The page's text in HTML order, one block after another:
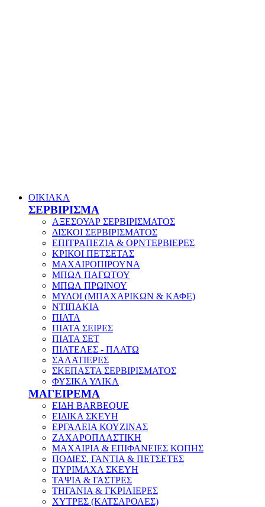
ΟΙΚΙΑΚΑ
ΣΕΡΒΙΡΙΣΜΑ
ΑΞΕΣΟΥΑΡ ΣΕΡΒΙΡΙΣΜΑΤΟΣ
ΔΙΣΚΟΙ ΣΕΡΒΙΡΙΣΜΑΤΟΣ
ΕΠΙΤΡΑΠΕΖΙΑ & ΟΡΝΤΕΡΒΙΕΡΕΣ
ΚΡΙΚΟΙ ΠΕΤΣΕΤΑΣ
ΜΑΧΑΙΡΟΠΙΡΟΥΝΑ
ΜΠΩΛ ΠΑΓΩΤΟΥ
ΜΠΩΛ ΠΡΩΙΝΟΥ
ΜΥΛΟΙ (ΜΠΑΧΑΡΙΚΩΝ & ΚΑΦΕ)
ΝΤΙΠΑΚΙΑ
ΠΙΑΤΑ
ΠΙΑΤΑ ΣΕΙΡΕΣ
ΠΙΑΤΑ ΣΕΤ
ΠΙΑΤΕΛΕΣ - ΠΛΑΤΩ
ΣΑΛΑΤΙΕΡΕΣ
ΣΚΕΠΑΣΤΑ ΣΕΡΒΙΡΙΣΜΑΤΟΣ
ΦΥΣΙΚΑ ΥΛΙΚΑ
ΜΑΓΕΙΡΕΜΑ
ΕΙΔΗ BARBEQUE
ΕΙΔΙΚΑ ΣΚΕΥΗ
ΕΡΓΑΛΕΙΑ ΚΟΥΖΙΝΑΣ
ΖΑΧΑΡΟΠΛΑΣΤΙΚΗ
ΜΑΧΑΙΡΙΑ & ΕΠΙΦΑΝΕΙΕΣ ΚΟΠΗΣ
ΠΟΔΙΕΣ, ΓΑΝΤΙΑ & ΠΕΤΣΕΤΕΣ
ΠΥΡΙΜΑΧΑ ΣΚΕΥΗ
ΤΑΨΙΑ & ΓΑΣΤΡΕΣ
ΤΗΓΑΝΙΑ & ΓΚΡΙΛΙΕΡΕΣ
ΧΥΤΡΕΣ (ΚΑΤΣΑΡΟΛΕΣ)